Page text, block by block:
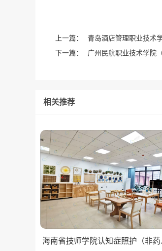
上一篇：
青岛酒店管理职业技术
下一篇：
广州民航职业技术学院
相关推荐
海南省技师学院认知症照护（非药